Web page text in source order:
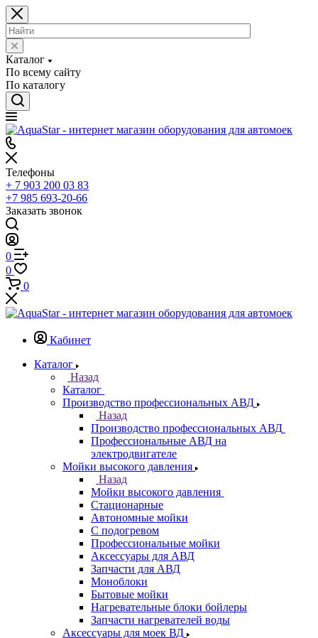
Каталог
По всему сайту
По каталогу
Телефоны
+ 7 903 200 03 83
+7 985 693-20-66
Заказать звонок
0
0
0
Кабинет
Каталог
Назад
Каталог
Производство профессиональных АВД
Назад
Производство профессиональных АВД
Профессиональные АВД на
электродвигателе
Мойки высокого давления
Назад
Мойки высокого давления
Стационарные
Автономные мойки
С подогревом
Профессиональные мойки
Аксессуары для АВД
Запчасти для АВД
Моноблоки
Бытовые мойки
Нагревательные блоки бойлеры
Запчасти нагревателей воды
Аксессуары для моек ВД